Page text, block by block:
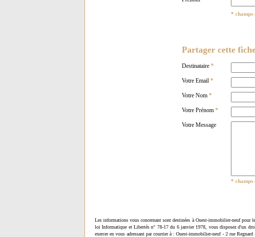
* champs
Partager cette
Destinataire *
Votre Email *
Votre Nom *
Votre Prénom *
Votre Message
* champs
Les informations vous concernant sont destinées à Ouest-immobilier-neuf pour
loi Informatique et Libertés n° 78-17 du 6 janvier 1978, vous disposez d'un
exercer en vous adressant par courrier à : Ouest-immobilier-neuf - 2 rue